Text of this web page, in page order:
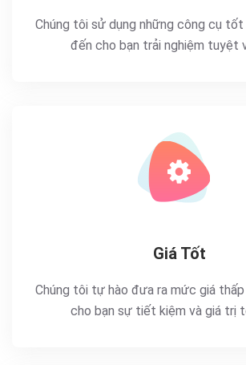
Chúng tôi sử dụng những công cụ
đến cho bạn trải nghiệm tuyệt
Giá Tốt
Chúng tôi tự hào đưa ra mức giá thấp
cho bạn sự tiết kiệm và giá trị